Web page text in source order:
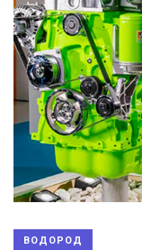
ВОДОРОД